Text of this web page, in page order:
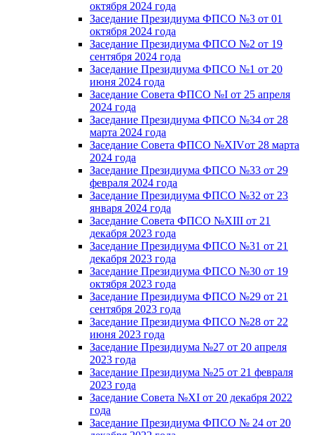
октября 2024 года
Заседание Президиума ФПСО №3 от 01
октября 2024 года
Заседание Президиума ФПСО №2 от 19
сентября 2024 года
Заседание Президиума ФПСО №1 от 20
июня 2024 года
Заседание Совета ФПСО №I от 25 апреля
2024 года
Заседание Президиума ФПСО №34 от 28
марта 2024 года
Заседание Совета ФПСО №XIVот 28 марта
2024 года
Заседание Президиума ФПСО №33 от 29
февраля 2024 года
Заседание Президиума ФПСО №32 от 23
января 2024 года
Заседание Совета ФПСО №XIII от 21
декабря 2023 года
Заседание Президиума ФПСО №31 от 21
декабря 2023 года
Заседание Президиума ФПСО №30 от 19
октября 2023 года
Заседание Президиума ФПСО №29 от 21
сентября 2023 года
Заседание Президиума ФПСО №28 от 22
июня 2023 года
Заседание Президиума №27 от 20 апреля
2023 года
Заседание Президиума №25 от 21 февраля
2023 года
Заседание Совета №XI от 20 декабря 2022
года
Заседание Президиума ФПСО № 24 от 20